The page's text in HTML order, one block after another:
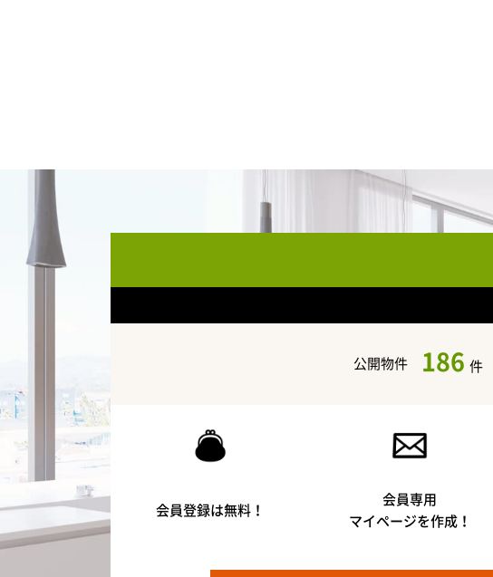
公開物件 186 件
会員登録は無料！
会員専用
マイページを作成！